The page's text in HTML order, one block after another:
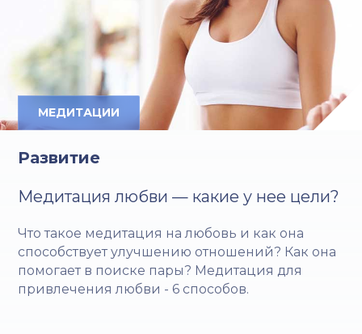
МЕДИТАЦИИ
Развитие
Медитация любви — какие у нее цели?
Что такое медитация на любовь и как она
способствует улучшению отношений? Как она
помогает в поиске пары? Медитация для
привлечения любви - 6 способов.